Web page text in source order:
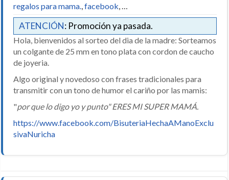
regalos para mama. facebook
ATENCIÓN: Promoción ya pasada.
Hola, bienvenidos al sorteo del dia de la madre: Sorteamos
un colgante de 25 mm en tono plata con cordon de caucho
de joyeria.
Algo original y novedoso con frases tradicionales para
transmitir con un tono de humor el cariño por las mamis:
"por que lo digo yo y punto" ERES MI SUPER MAMÁ.
https://www.facebook.com/BisuteriaHechaAManoExclu
sivaNuricha